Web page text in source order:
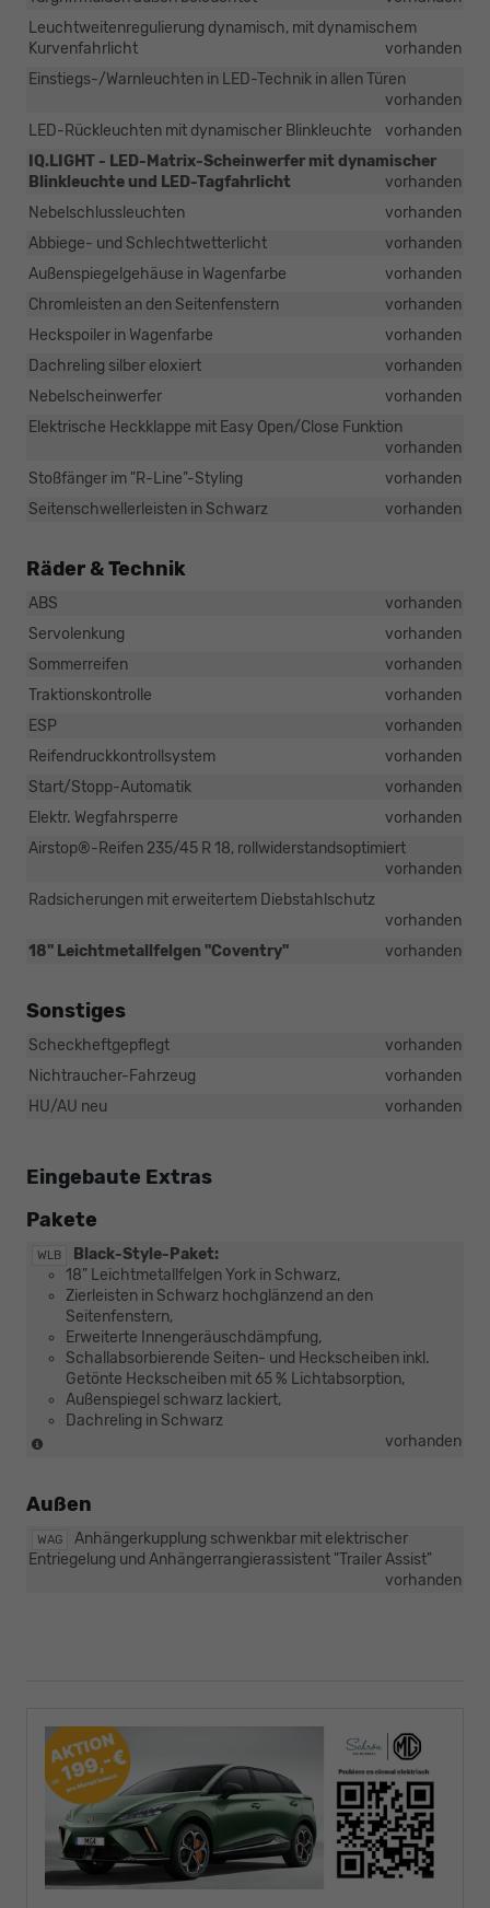
Leuchtweitenregulierung dynamisch, mit dynamischem
Kurvenfahrlicht
vorhanden
Einstiegs-/Warnleuchten in LED-Technik in allen Türen
vorhanden
LED-Rückleuchten mit dynamischer Blinkleuchte
vorhanden
IQ.LIGHT - LED-Matrix-Scheinwerfer mit dynamischer
Blinkleuchte und LED-Tagfahrlicht
vorhanden
Nebelschlussleuchten
vorhanden
Abbiege- und Schlechtwetterlicht
vorhanden
Außenspiegelgehäuse in Wagenfarbe
vorhanden
Chromleisten an den Seitenfenstern
vorhanden
Heckspoiler in Wagenfarbe
vorhanden
Dachreling silber eloxiert
vorhanden
Nebelscheinwerfer
vorhanden
Elektrische Heckklappe mit Easy Open/Close Funktion
vorhanden
Stoßfänger im "R-Line"-Styling
vorhanden
Seitenschwellerleisten in Schwarz
vorhanden
Räder & Technik
ABS
vorhanden
Servolenkung
vorhanden
Sommerreifen
vorhanden
Traktionskontrolle
vorhanden
ESP
vorhanden
Reifendruckkontrollsystem
vorhanden
Start/Stopp-Automatik
vorhanden
Elektr. Wegfahrsperre
vorhanden
Airstop®-Reifen 235/45 R 18, rollwiderstandsoptimiert
vorhanden
Radsicherungen mit erweitertem Diebstahlschutz
vorhanden
18" Leichtmetallfelgen "Coventry"
vorhanden
Sonstiges
Scheckheftgepflegt
vorhanden
Nichtraucher-Fahrzeug
vorhanden
HU/AU neu
vorhanden
Eingebaute Extras
Pakete
WLB
Black-Style-Paket:
18" Leichtmetallfelgen York in Schwarz,
Zierleisten in Schwarz hochglänzend an den
Seitenfenstern,
Erweiterte Innengeräuschdämpfung,
Schallabsorbierende Seiten- und Heckscheiben inkl.
Getönte Heckscheiben mit 65 % Lichtabsorption,
Außenspiegel schwarz lackiert,
Dachreling in Schwarz
mit:
19"
Leichtmetallfelgen
glanzgedreht,
[PJG]
18"
Leichtmetallfelgen
York
Dark
Graphite
vorhanden
Außen
WAG
Anhängerkupplung schwenkbar mit elektrischer
Entriegelung und Anhängerrangierassistent "Trailer Assist"
vorhanden